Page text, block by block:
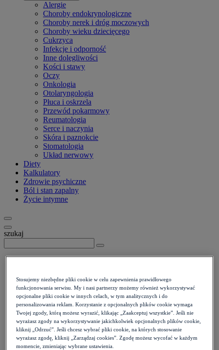
Alergie
Choroby endokrynologiczne
Choroby nerek i dróg moczowych
Choroby wieku dziecięcego
Cukrzyca
Infekcje i odporność
Inne dolegliwości
Kości i stawy
Oczy
Onkologia
Otolaryngologia
Płuca i oskrzela
Przewód pokarmowy
Reumatologia
Serce i naczynia
Skóra i paznokcie
Stomatologia
Układ nerwowy
Diety
Kalkulatory
Zdrowie psychiczne
Ból i stan zapalny
Życie intymne
szukaj
Choroby i objawy >
Cukrzyca >
Czym jest kwasica ketonowa? Przyczyny, objawy, pierwsza
pomoc
Stosujemy niezbędne pliki cookie w celu zapewnienia prawidłowego
funkcjonowania serwisu. My i nasi partnerzy możemy również wykorzystywać
opcjonalne pliki cookie w innych celach, w tym analitycznych i do
personalizowania reklam. Korzystanie z opcjonalnych plików cookie wymaga
Twojej zgody, którą możesz wyrazić, klikając „Zaakceptuj wszystkie”. Jeśli nie
wyrażasz zgody na wykorzystywanie jakichkolwiek opcjonalnych plików cookie,
kliknij „Odrzuć”. Jeśli chcesz wybrać pliki cookie, na których stosowanie
wyrażasz zgodę, kliknij „Zarządzaj cookies”. Zgodę możesz wycofać w każdym
momencie, zmieniając wybrane ustawienia.